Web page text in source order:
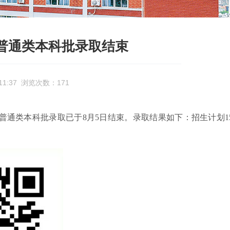
通类本科批录取结束
浏览次数： 171
通类本科批录取已于8月 5日结束。录取结果如下：招生计划